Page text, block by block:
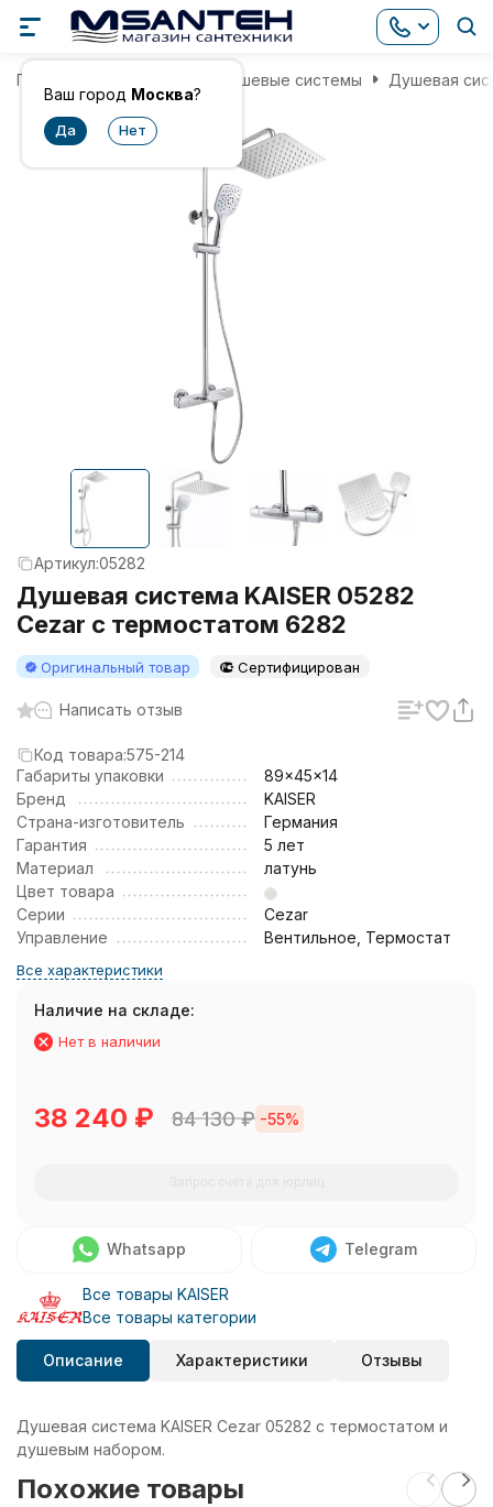
Ваш город Москва?
Главная Душевые системы Душевая
Артикул:05282
Душевая система KAISER 05282
Cezar с термостатом 6282
Оригинальный товар Сертифицирован
Написать отзыв
Код товара:575-214
Габариты упаковки
89x45x14
Бренд
KAISER
Страна-изготовитель
Германия
Гарантия
5 лет
Материал
латунь
Цвет товара
Серии
Cezar
Управление
Вентильное, Термостат
Все характеристики
Наличие на складе:
Нет в наличии
38 240 ₽ 84 130₽ -55%
Whatsapp Telegram
Все товары KAISER
Все товары категории
Описание Характеристики Отзывы
Душевая система KAISER Cezar 05282 с термостатом и
душевым набором.
Похожие товары